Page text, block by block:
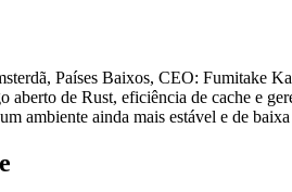
Países Baixos, CEO: Fumitake
de Rust, eficiência de cache e
ambiente ainda mais estável e de